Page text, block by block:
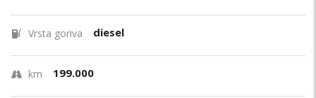
Vrsta goriva diesel
km 199.000